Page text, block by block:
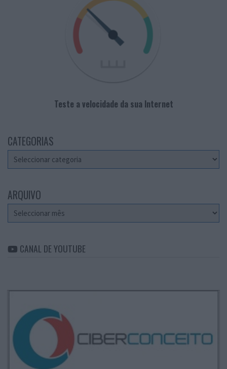
Teste a velocidade da sua Internet
CATEGORIAS
Categorias
ARQUIVO
Arquivo
CANAL DE YOUTUBE